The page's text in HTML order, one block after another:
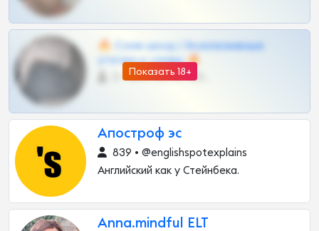
Показать 18+
🔥 Слив шкод | Эксклюзивные
утечки и сливы 🔥
0 •
Апостроф эс
839 • @englishspotexplains
Английский как у Стейнбека.
Anna.mindful ELT